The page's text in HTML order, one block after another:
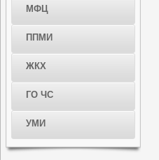
МФЦ
ППМИ
ЖКХ
ГО ЧС
УМИ